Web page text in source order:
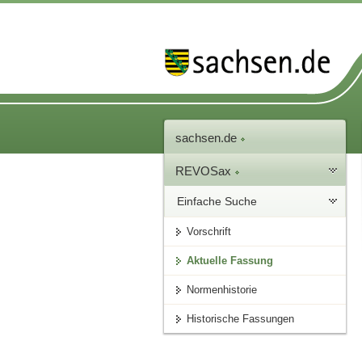
sachsen.de
REVOSax
Einfache Suche
Vorschrift
Aktuelle Fassung
Normenhistorie
Historische Fassungen